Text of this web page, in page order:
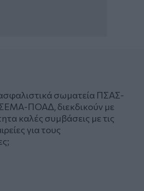
ασφαλιστικά σωματεία ΠΣΑΣ-
ΠΟΑΔ, διεκδικούν με
καλές συμβάσεις με τις
για τους